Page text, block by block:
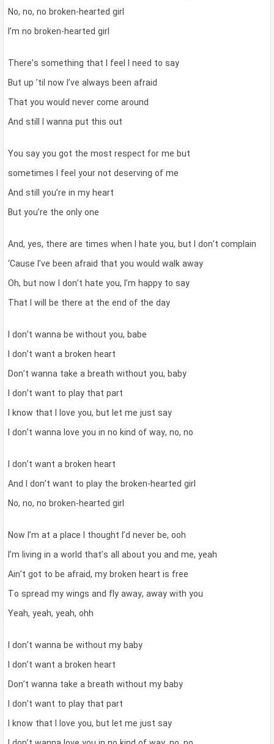
No, no, no broken-hearted girl
I’m no broken-hearted girl
There’s something that I feel I need to say
But up ’til now I’ve always been afraid
That you would never come around
And still I wanna put this out
You say you got the most respect for me but
sometimes I feel your not deserving of me
And still you’re in my heart
But you’re the only one
And, yes, there are times when I hate you, but I don’t complain
‘Cause I’ve been afraid that you would walk away
Oh, but now I don’t hate you, I’m happy to say
That I will be there at the end of the day
I don’t wanna be without you, babe
I don’t want a broken heart
Don’t wanna take a breath without you, baby
I don’t want to play that part
I know that I love you, but let me just say
I don’t wanna love you in no kind of way, no, no
I don’t want a broken heart
And I don’t want to play the broken-hearted girl
No, no, no broken-hearted girl
Now I’m at a place I thought I’d never be, ooh
I’m living in a world that’s all about you and me, yeah
Ain’t got to be afraid, my broken heart is free
To spread my wings and fly away, away with you
Yeah, yeah, yeah, ohh
I don’t wanna be without my baby
I don’t want a broken heart
Don’t wanna take a breath without my baby
I don’t want to play that part
I know that I love you, but let me just say